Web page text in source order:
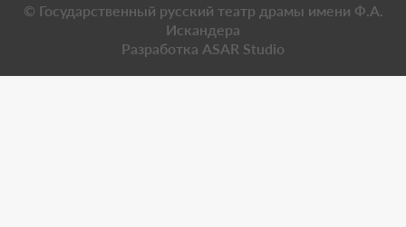
© Государственный русский театр драмы имени Ф.А.
Искандера
Разработка ASAR Studio